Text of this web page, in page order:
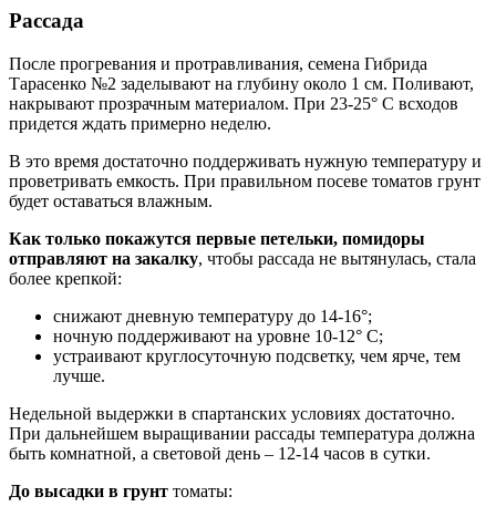
Рассада
После прогревания и протравливания, семена Гибрида
Тарасенко №2 заделывают на глубину около 1 см. Поливают,
накрывают прозрачным материалом. При 23-25° С всходов
придется ждать примерно неделю.
В это время достаточно поддерживать нужную температуру и
проветривать емкость. При правильном посеве томатов грунт
будет оставаться влажным.
Как только покажутся первые петельки, помидоры
отправляют на закалку, чтобы рассада не вытянулась, стала
более крепкой:
снижают дневную температуру до 14-16°;
ночную поддерживают на уровне 10-12° С;
устраивают круглосуточную подсветку, чем ярче, тем
лучше.
Недельной выдержки в спартанских условиях достаточно.
При дальнейшем выращивании рассады температура должна
быть комнатной, а световой день – 12-14 часов в сутки.
До высадки в грунт томаты: